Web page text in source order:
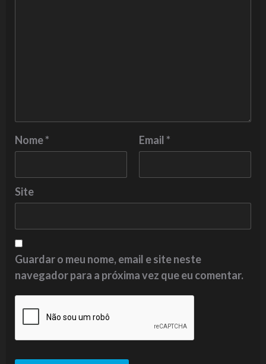
Nome* Email*
Site
Guardar o meu nome, email e site neste
navegador para a próxima vez que eu comentar.